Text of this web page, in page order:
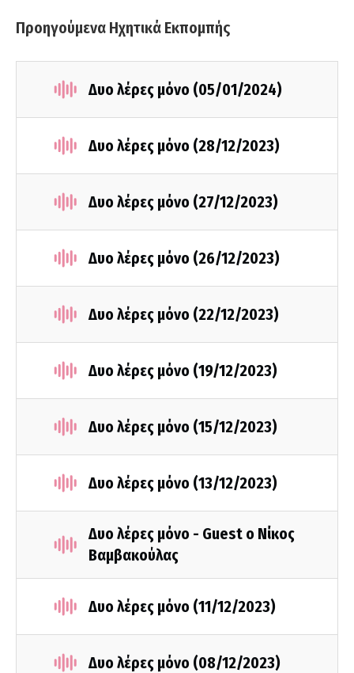
Προηγούμενα Ηχητικά Εκπομπής
Δυο λέρες μόνο (05/01/2024)
Δυο λέρες μόνο (28/12/2023)
Δυο λέρες μόνο (27/12/2023)
Δυο λέρες μόνο (26/12/2023)
Δυο λέρες μόνο (22/12/2023)
Δυο λέρες μόνο (19/12/2023)
Δυο λέρες μόνο (15/12/2023)
Δυο λέρες μόνο (13/12/2023)
Δυο λέρες μόνο - Guest ο Νίκος
Βαμβακούλας
Δυο λέρες μόνο (11/12/2023)
Δυο λέρες μόνο (08/12/2023)